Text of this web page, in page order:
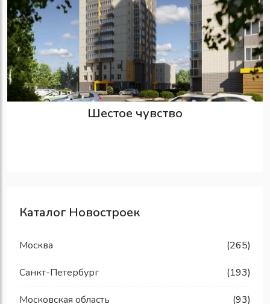
Шестое чувство
Каталог Новостроек
Москва (265)
Санкт-Петербург (193)
Московская область (93)